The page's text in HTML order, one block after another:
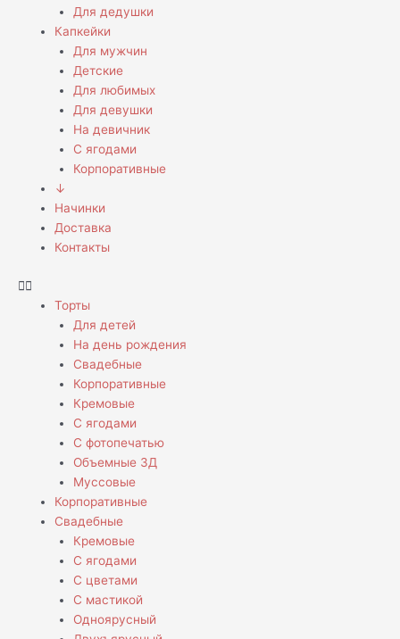
Для дедушки
Капкейки
Для мужчин
Детские
Для любимых
Для девушки
На девичник
С ягодами
Корпоративные
↓
Начинки
Доставка
Контакты
Торты
Для детей
На день рождения
Свадебные
Корпоративные
Кремовые
С ягодами
С фотопечатью
Объемные 3Д
Муссовые
Корпоративные
Свадебные
Кремовые
С ягодами
С цветами
С мастикой
Одноярусный